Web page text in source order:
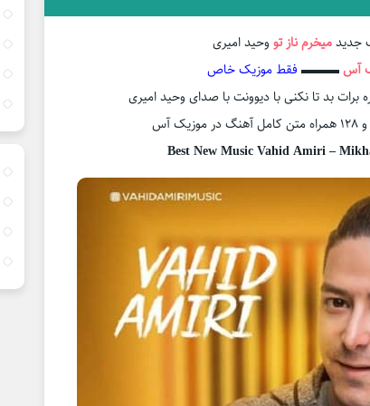
جدیدمیخرم ناز تو وحید امیری
آس▬▬▬ فقط موزیک خاص
برات بد تا نکنی با دیوونت با صدای وحید امیری
Best New Music Vahid Amiri –